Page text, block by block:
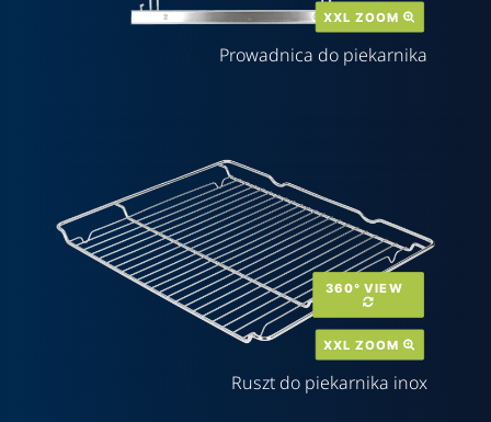
XXL ZOOM
Prowadnica do piekarnika
XXL ZOOM
Ruszt do piekarnika inox